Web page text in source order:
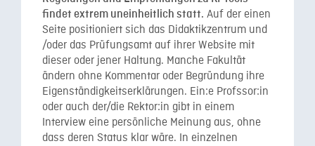
findet extrem uneinheitlich statt. Auf der einen
Seite positioniert sich das Didaktikzentrum und
/oder das Prüfungsamt auf ihrer Website mit
dieser oder jener Haltung. Manche Fakultät
ändern ohne Kommentar oder Begründung ihre
Eigenständigkeitserklärungen. Ein:e Profssor:in
oder auch der/die Rektor:in gibt in einem
Interview eine persönliche Meinung aus, ohne
dass deren Status klar wäre. In einzelnen